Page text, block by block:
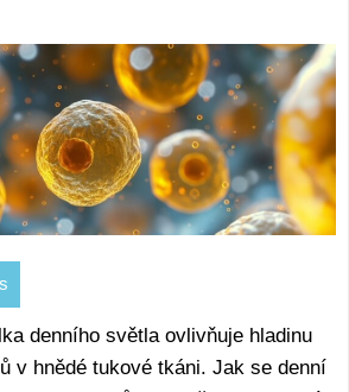
denního světla ovlivňuje hladinu
v hnědé tukové tkáni. Jak se denní